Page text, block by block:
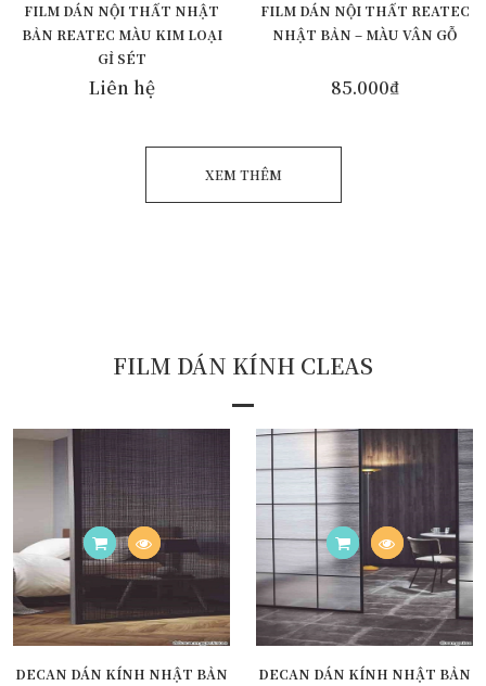
FILM DÁN NỘI THẤT NHẬT
BẢN REATEC MÀU KIM LOẠI
GỈ SÉT
Liên hệ
FILM DÁN NỘI THẤT REATEC
NHẬT BẢN – MÀU VÂN GỖ
85.000₫
XEM THÊM
FILM DÁN KÍNH CLEAS
DECAN DÁN KÍNH NHẬT BẢN
DECAN DÁN KÍNH NHẬT BẢN